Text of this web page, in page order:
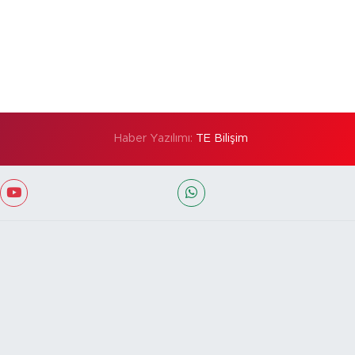
Haber Yazılımı: TE Bilişim